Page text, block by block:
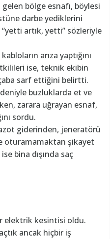
bölge esnafı, böylesi
darbe yediklerini
artık, yetti” sözleriyle
arıza yaptığını
ise, teknik ekibin
sarf ettiğini belirtti.
buzluklarda et ve
zarara uğrayan esnaf,
sordu.
giderinden, jeneratörü
oturamamaktan şikayet
bina dışında saç
elektrik kesintisi oldu.
ancak hiçbir iş